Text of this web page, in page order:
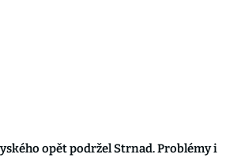
opět podržel Strnad. Problémy i